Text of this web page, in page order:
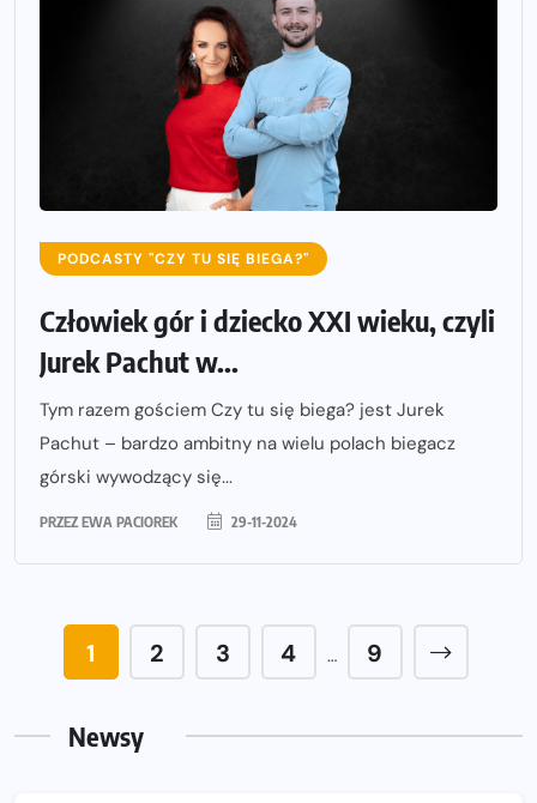
PODCASTY "CZY TU SIĘ BIEGA?"
Człowiek gór i dziecko XXI wieku, czyli
Jurek Pachut w...
Tym razem gościem Czy tu się biega? jest Jurek
Pachut – bardzo ambitny na wielu polach biegacz
górski wywodzący się...
PRZEZ EWA PACIOREK 29-11-2024
1 2 3 4 … 9
Newsy